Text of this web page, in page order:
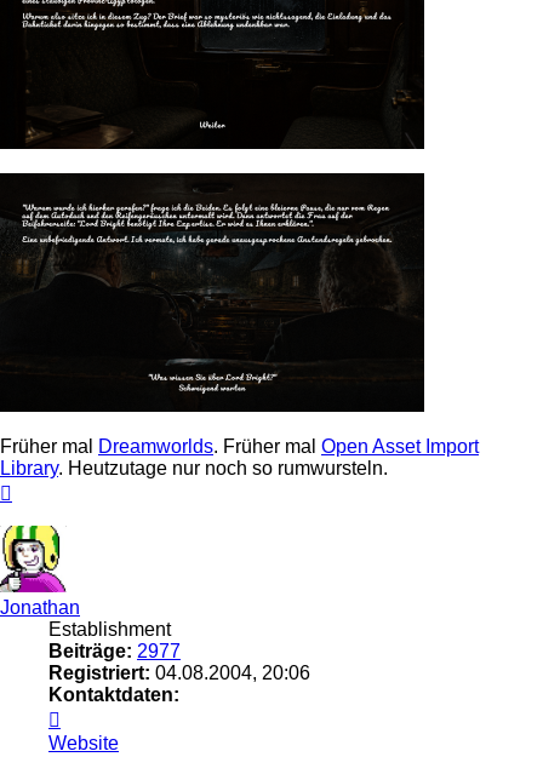
Früher mal Dreamworlds. Früher mal Open Asset Import
Library. Heutzutage nur noch so rumwursteln.
Jonathan
Establishment
Beiträge: 2977
Registriert: 04.08.2004, 20:06
Kontaktdaten:
von
Jonathan
Website